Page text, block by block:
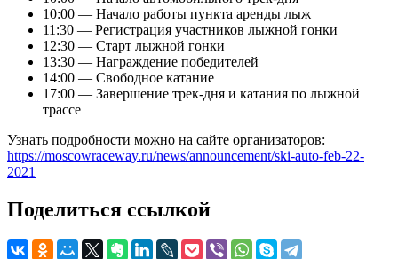
10:00 — Начало работы пункта аренды лыж
11:30 — Регистрация участников лыжной гонки
12:30 — Старт лыжной гонки
13:30 — Награждение победителей
14:00 — Свободное катание
17:00 — Завершение трек-дня и катания по лыжной
трассе
Узнать подробности можно на сайте организаторов:
https://moscowraceway.ru/news/announcement/ski-auto-feb-22-
2021
Поделиться ссылкой